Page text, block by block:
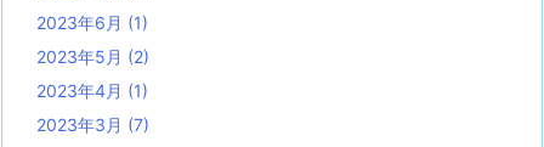
2023年6月 (1)
2023年5月 (2)
2023年4月 (1)
2023年3月 (7)